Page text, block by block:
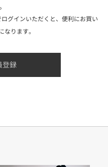
グインいただくと、便利にお買い
なります。